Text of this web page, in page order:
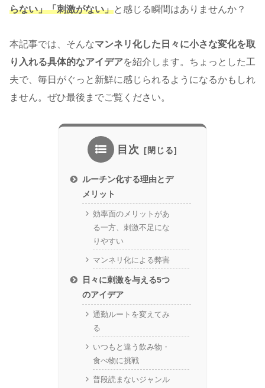
らない」「刺激がない」と感じる瞬間はありませんか？
本記事では、そんなマンネリ化した日々に小さな変化を取
り入れる具体的なアイデアを紹介します。ちょっとした工
夫で、毎日がぐっと新鮮に感じられるようになるかもしれ
ません。ぜひ最後までご覧ください。
目次
ルーチン化する理由とデ
メリット
効率面のメリットがあ
る一方、刺激不足にな
りやすい
マンネリ化による弊害
日々に刺激を与える5つ
のアイデア
通勤ルートを変えてみ
る
いつもと違う飲み物・
食べ物に挑戦
普段読まないジャンル